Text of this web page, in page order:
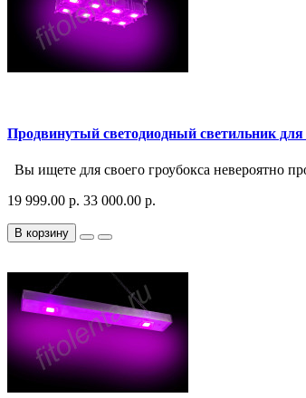
Продвинутый светодиодный светильник
Вы ищете для своего гроубокса невероятно
19 999.00 р. 33 000.00 р.
В корзину